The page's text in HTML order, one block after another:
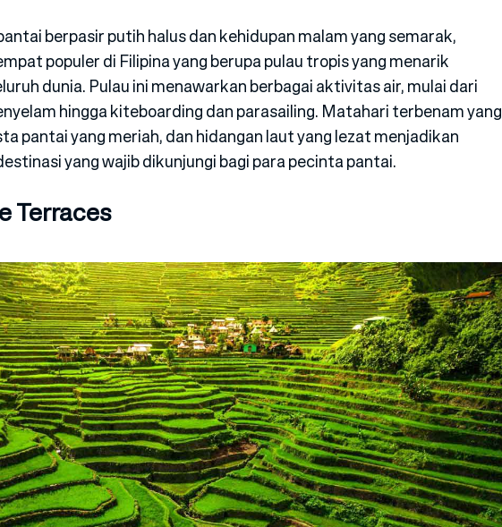
berpasir putih halus dan kehidupan malam yang semarak,
populer di Filipina yang berupa pulau tropis yang menarik
dunia. Pulau ini menawarkan berbagai aktivitas air, mulai dari
hingga kiteboarding dan parasailing. Matahari terbenam yang
pantai yang meriah, dan hidangan laut yang lezat menjadikan
yang wajib dikunjungi bagi para pecinta pantai.
Terraces